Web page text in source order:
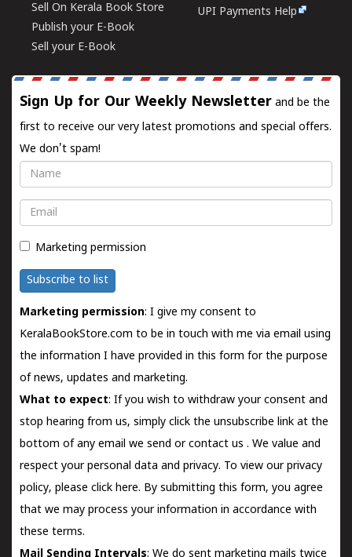
Sell On Kerala Book Store
Publish your E-Book
Sell your E-Book
UPI Payments Help
Sign Up for Our Weekly Newsletter and be the
first to receive our very latest promotions and special offers.
We don't spam!
Name
Email
Marketing permission
Subscribe to list
Marketing permission: I give my consent to
KeralaBookStore.com to be in touch with me via email using
the information I have provided in this form for the purpose
of news, updates and marketing.
What to expect: If you wish to withdraw your consent and
stop hearing from us, simply click the unsubscribe link at the
bottom of any email we send orcontact us . We value and
respect your personal data and privacy. To view our privacy
policy, please click here. By submitting this form, you agree
that we may process your information in accordance with
these terms.
Mail Sending Intervals: We do sent marketing mails twice